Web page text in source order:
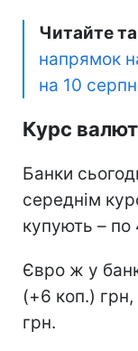
Читайте
напрямок
на 10
Курс
Банки
середнім
купують – по
Євро ж у
(+6 коп.)
грн.